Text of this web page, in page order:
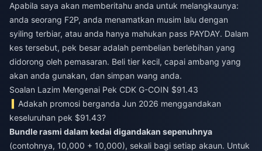
Apabila saya akan memberitahu anda untuk melangkaunya:
anda seorang F2P, anda menamatkan musim lalu dengan
syiling terbiar, atau anda hanya mahukan pass PAYDAY. Dalam
kes tersebut, pek besar adalah pembelian berlebihan yang
didorong oleh pemasaran. Beli tier kecil, capai ambang yang
akan anda gunakan, dan simpan wang anda.
Soalan Lazim Mengenai Pek CDK G-COIN $91.43
Adakah promosi berganda Jun 2026 menggandakan
keseluruhan pek $91.43?
Bundle rasmi dalam kedai digandakan sepenuhnya
(contohnya, 10,000 + 10,000), sekali bagi setiap akaun. Untuk